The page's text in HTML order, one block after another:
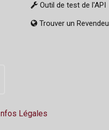
Outil de test de l'API
Trouver un
Infos Légales